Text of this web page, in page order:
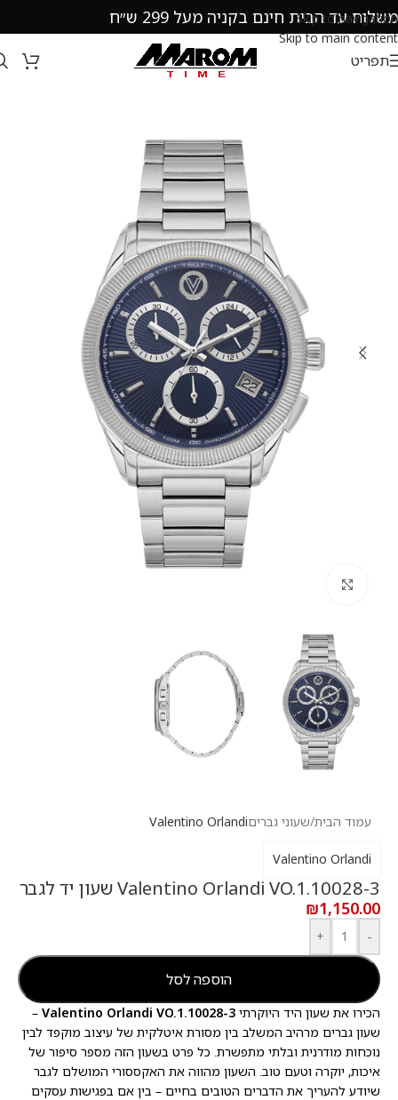
Skip to navigation
Skip to main content
משלוח עד הבית חינם בקניה מעל 299 ש״ח
תפריט
עמוד הבית/שעוני גבריםValentino Orlandi
Valentino Orlandi VO.1.10028-3 שעון יד לגבר
Valentino Orlandi
₪1,150.00
-
+
הוספה לסל
הכירו את שעון היד היוקרתי Valentino Orlandi VO.1.10028-3
–
שעון גברים מרהיב המשלב בין מסורת איטלקית של עיצוב מוקפד לבין
נוכחות מודרנית ובלתי מתפשרת. כל פרט בשעון הזה מספר סיפור של
איכות, יוקרה וטעם טוב. השעון מהווה את האקססורי המושלם לגבר
שיודע להעריך את הדברים הטובים בחיים – בין אם בפגישות עסקים